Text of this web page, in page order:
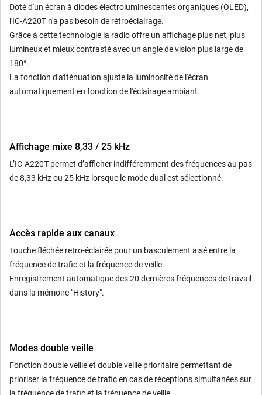
Doté d'un écran à diodes électroluminescentes organiques (OLED),
l'IC-A220T n'a pas besoin de rétroéclairage.
Grâce à cette technologie la radio offre un affichage plus net, plus
lumineux et mieux contrasté avec un angle de vision plus large de
180°.
La fonction d'atténuation ajuste la luminosité de l'écran
automatiquement en fonction de l'éclairage ambiant.
Affichage mixe 8,33 / 25 kHz
L’IC-A220T permet d’afficher indifféremment des fréquences au pas
de 8,33 kHz ou 25 kHz lorsque le mode dual est sélectionné.
Accès rapide aux canaux
Touche fléchée retro-éclairée pour un basculement aisé entre la
fréquence de trafic et la fréquence de veille.
Enregistrement automatique des 20 dernières fréquences de travail
dans la mémoire "History".
Modes double veille
Fonction double veille et double veille prioritaire permettant de
prioriser la fréquence de trafic en cas de réceptions simultanées sur